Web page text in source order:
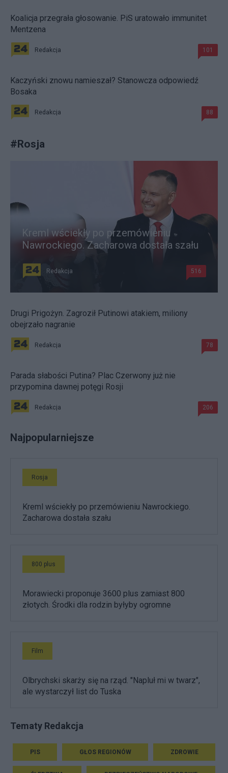
Koalicja przegrała głosowanie. PiS uratowało immunitet
Mentzena
Redakcja 101
Kaczyński znowu namieszał? Stanowcza odpowiedź
Bosaka
Redakcja 88
#Rosja
Kreml wściekły po przemówieniu
Nawrockiego. Zacharowa dostała szału
Redakcja 516
Drugi Prigożyn. Zagroził Putinowi atakiem, miliony
obejrzało nagranie
Redakcja 78
Parada słabości Putina? Plac Czerwony już nie
przypomina dawnej potęgi Rosji
Redakcja 206
Najpopularniejsze
Rosja
Kreml wściekły po przemówieniu Nawrockiego.
Zacharowa dostała szału
800 plus
Morawiecki proponuje 3600 plus zamiast 800
złotych. Środki dla rodzin byłyby ogromne
Film
Olbrychski skarży się na rząd. "Napluł mi w twarz",
ale wystarczył list do Tuska
Tematy Redakcja
PIS GŁOS REGIONÓW ZDROWIE